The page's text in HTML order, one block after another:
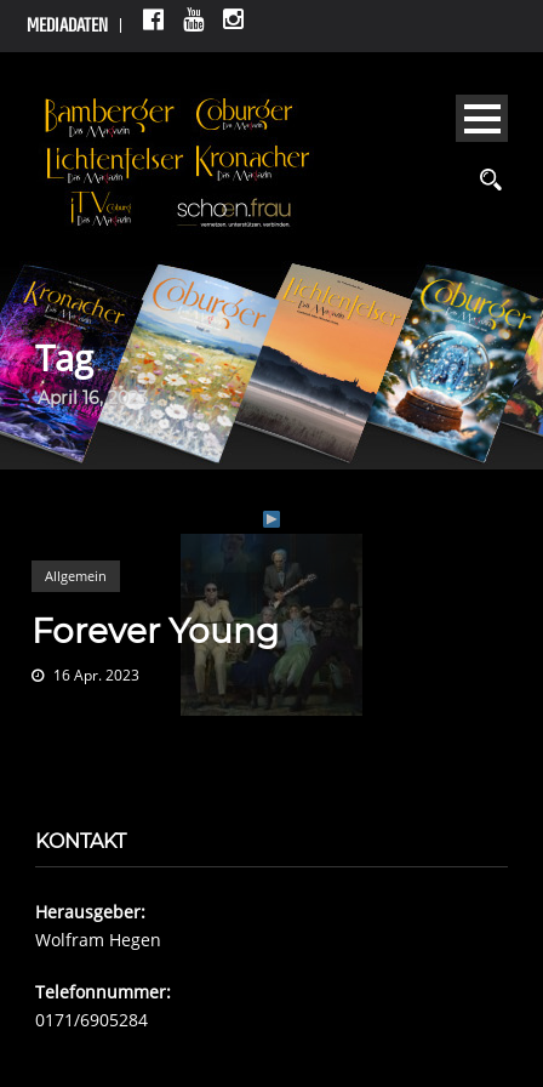
MEDIADATEN
Tag
April 16, 2023
Allgemein
Forever Young
16 Apr. 2023
KONTAKT
Herausgeber:
Wolfram Hegen
Telefonnummer:
0171/6905284